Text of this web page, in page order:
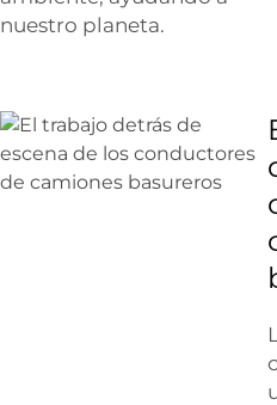
nuestro planeta.